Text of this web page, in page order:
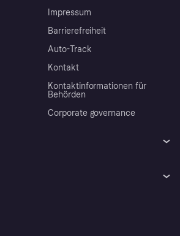
Impressum
Barrierefreiheit
Auto-Track
Kontakt
Kontaktinformationen für
Behörden
Corporate governance